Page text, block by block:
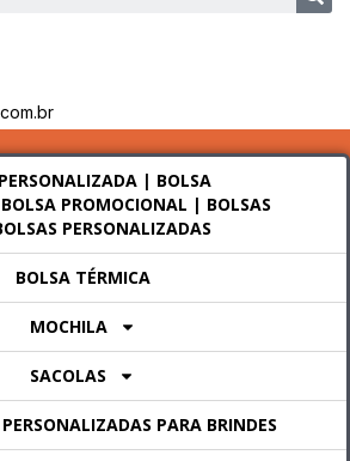
| BOLSA
PROMOCIONAL | BOLSAS
PERSONALIZADAS
BOLSA TÉRMICA
MOCHILA
SACOLAS
PERSONALIZADAS PARA BRINDES